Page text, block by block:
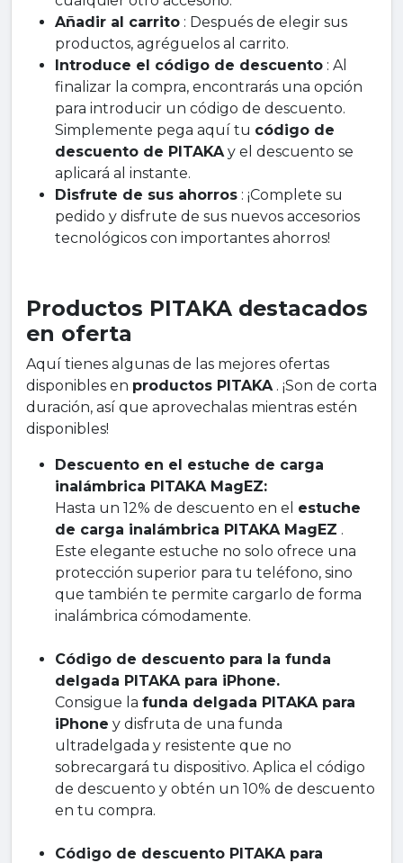
Añadir al carrito : Después de elegir sus
productos, agréguelos al carrito.
Introduce el código de descuento : Al
finalizar la compra, encontrarás una opción
para introducir un código de descuento.
Simplemente pega aquí tu código de
descuento de PITAKAy el descuento se
aplicará al instante.
Disfrute de sus ahorros : ¡Complete su
pedido y disfrute de sus nuevos accesorios
tecnológicos con importantes ahorros!
Productos PITAKA destacados
en oferta
Aquí tienes algunas de las mejores ofertas
disponibles en productos PITAKA. ¡Son de corta
duración, así que aprovechalas mientras estén
disponibles!
Descuento en el estuche de carga
inalámbrica PITAKA MagEZ:
Hasta un 12% de descuento en el estuche
de carga inalámbrica PITAKA MagEZ .
Este elegante estuche no solo ofrece una
protección superior para tu teléfono, sino
que también te permite cargarlo de forma
inalámbrica cómodamente.
Código de descuento para la funda
delgada PITAKA para iPhone.
Consigue la funda delgada PITAKA para
iPhone y disfruta de una funda
ultradelgada y resistente que no
sobrecargará tu dispositivo. Aplica el código
de descuento y obtén un 10% de descuento
en tu compra.
Código de descuento PITAKA para